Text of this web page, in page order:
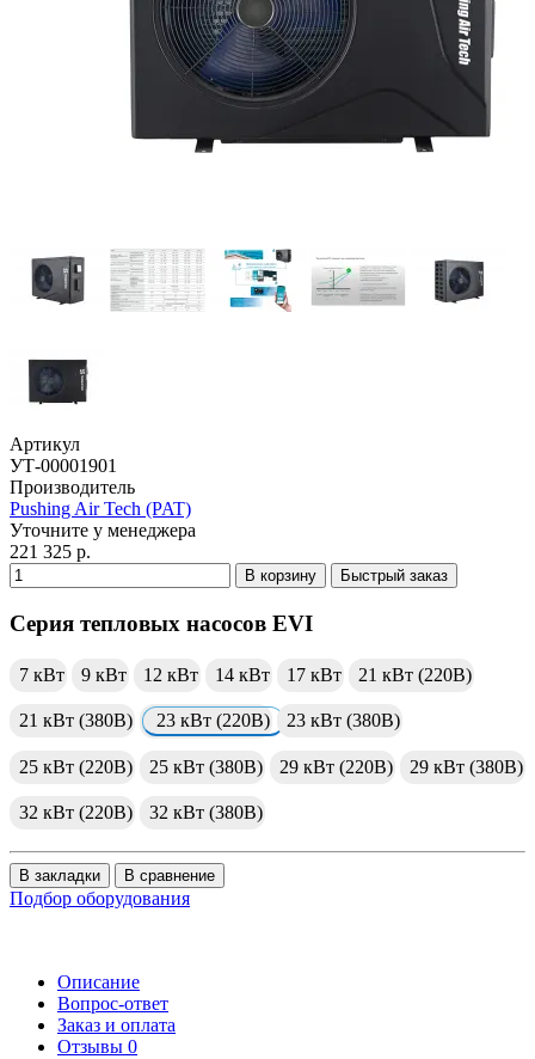
Артикул
УТ-00001901
Производитель
Pushing Air Tech (PAT)
Уточните у менеджера
221 325 р.
В корзину Быстрый заказ
Серия тепловых насосов EVI
7 кВт 9 кВт 12 кВт 14 кВт 17 кВт 21 кВт (220В)
21 кВт (380В) 23 кВт (220В) 23 кВт (380В)
25 кВт (220В) 25 кВт (380В) 29 кВт (220В) 29 кВт (380В)
32 кВт (220В) 32 кВт (380В)
В закладки В сравнение
Подбор оборудования
Описание
Вопрос-ответ
Заказ и оплата
Отзывы 0